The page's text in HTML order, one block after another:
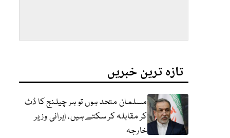
تازہ ترین خبریں
مسلمان متحد ہوں تو ہر چیلنج کا ڈٹ
کر مقابلہ کر سکتے ہیں، ایرانی وزیر
خارجہ